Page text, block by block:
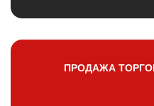
ПРОДАЖА